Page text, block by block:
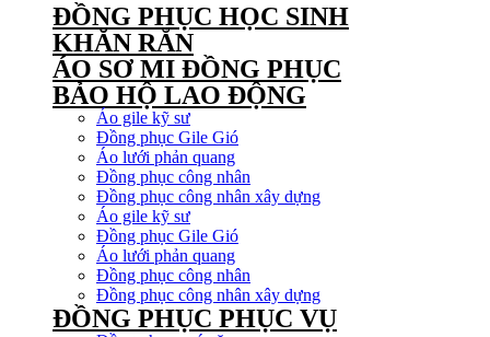
ĐỒNG PHỤC HỌC SINH
KHĂN RẰN
ÁO SƠ MI ĐỒNG PHỤC
BẢO HỘ LAO ĐỘNG
Áo gile kỹ sư
Đồng phục Gile Gió
Áo lưới phản quang
Đồng phục công nhân
Đồng phục công nhân xây dựng
Áo gile kỹ sư
Đồng phục Gile Gió
Áo lưới phản quang
Đồng phục công nhân
Đồng phục công nhân xây dựng
ĐỒNG PHỤC PHỤC VỤ